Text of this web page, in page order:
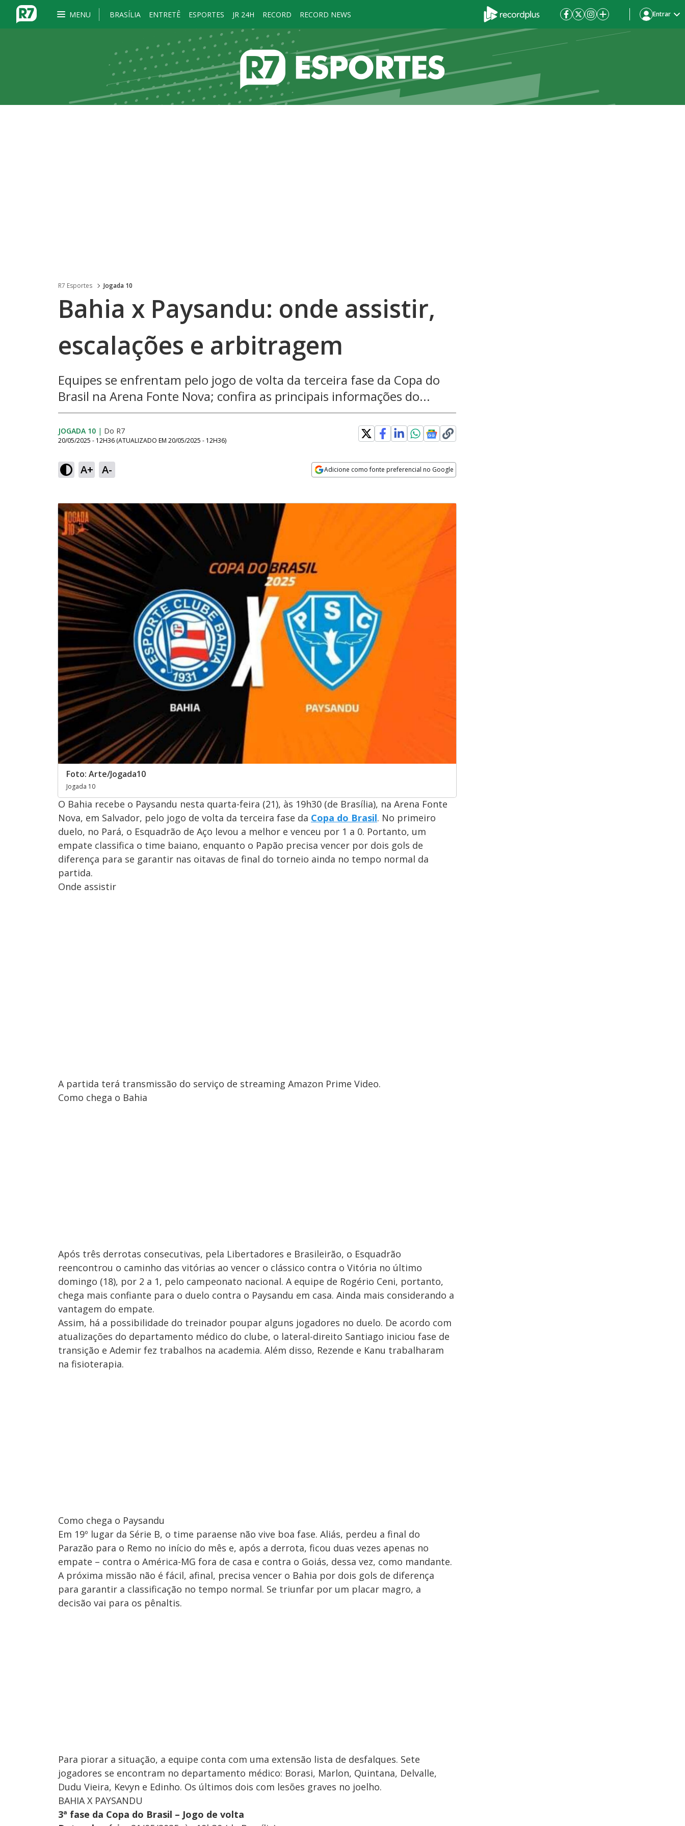
MENU BRASÍLIA ENTRETÊ ESPORTES JR 24H RECORD RECORD NEWS Entrar
R7 Esportes Jogada 10
Bahia x Paysandu: onde assistir,
escalações e arbitragem
Equipes se enfrentam pelo jogo de volta da terceira fase da Copa do
Brasil na Arena Fonte Nova; confira as principais informações do...
JOGADA 10 | Do R7
20/05/2025 - 12H36 (ATUALIZADO EM 20/05/2025 - 12H36)
A+ A- Adicione como fonte preferencial no Google
Foto: Arte/Jogada10
Jogada 10
O Bahia recebe o Paysandu nesta quarta-feira (21), às 19h30 (de Brasília), na Arena Fonte
Nova, em Salvador, pelo jogo de volta da terceira fase da Copa do Brasil. No primeiro
duelo, no Pará, o Esquadrão de Aço levou a melhor e venceu por 1 a 0. Portanto, um
empate classifica o time baiano, enquanto o Papão precisa vencer por dois gols de
diferença para se garantir nas oitavas de final do torneio ainda no tempo normal da
partida.
Onde assistir
A partida terá transmissão do serviço de streaming Amazon Prime Video.
Como chega o Bahia
Após três derrotas consecutivas, pela Libertadores e Brasileirão, o Esquadrão
reencontrou o caminho das vitórias ao vencer o clássico contra o Vitória no último
domingo (18), por 2 a 1, pelo campeonato nacional. A equipe de Rogério Ceni, portanto,
chega mais confiante para o duelo contra o Paysandu em casa. Ainda mais considerando a
vantagem do empate.
Assim, há a possibilidade do treinador poupar alguns jogadores no duelo. De acordo com
atualizações do departamento médico do clube, o lateral-direito Santiago iniciou fase de
transição e Ademir fez trabalhos na academia. Além disso, Rezende e Kanu trabalharam
na fisioterapia.
Como chega o Paysandu
Em 19º lugar da Série B, o time paraense não vive boa fase. Aliás, perdeu a final do
Parazão para o Remo no início do mês e, após a derrota, ficou duas vezes apenas no
empate – contra o América-MG fora de casa e contra o Goiás, dessa vez, como mandante.
A próxima missão não é fácil, afinal, precisa vencer o Bahia por dois gols de diferença
para garantir a classificação no tempo normal. Se triunfar por um placar magro, a
decisão vai para os pênaltis.
Para piorar a situação, a equipe conta com uma extensão lista de desfalques. Sete
jogadores se encontram no departamento médico: Borasi, Marlon, Quintana, Delvalle,
Dudu Vieira, Kevyn e Edinho. Os últimos dois com lesões graves no joelho.
BAHIA X PAYSANDU
3ª fase da Copa do Brasil – Jogo de volta